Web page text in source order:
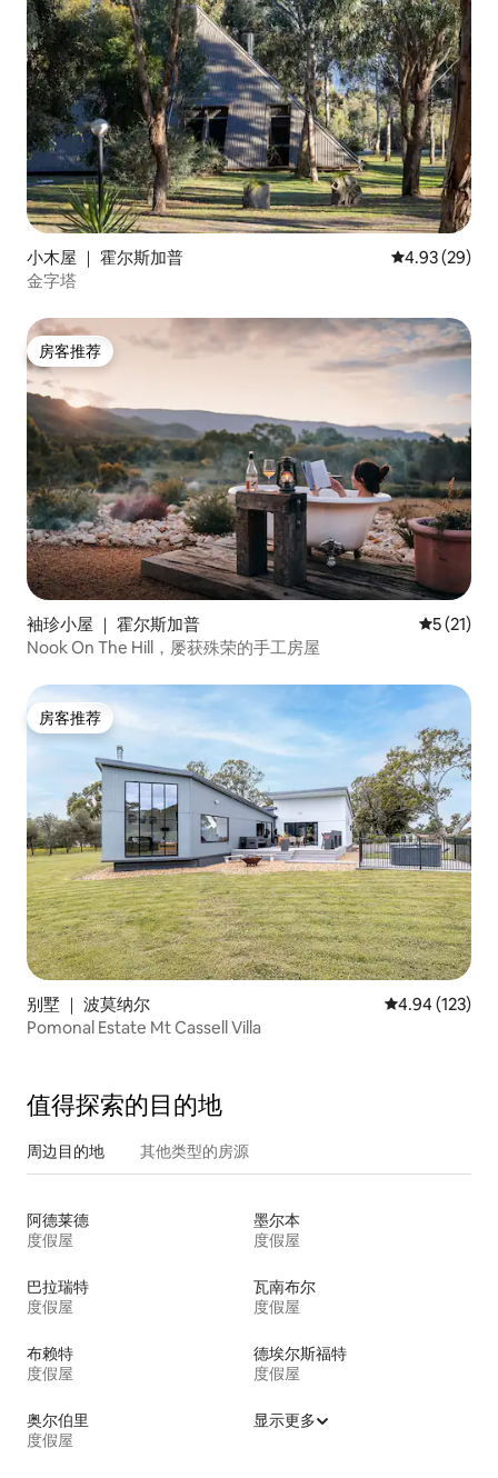
小木屋 ｜ 霍尔斯加普 平均评分
4.93 (29)
金字塔
房客推荐
房客推荐
袖珍小屋 ｜ 霍尔斯加普 平均评分
5 (21)
Nook On The Hill，屡获殊荣的手工房屋
房客推荐
房客推荐
别墅 ｜ 波莫纳尔 平均评分 4.94
4.94 (123)
Pomonal Estate Mt Cassell Villa
值得探索的目的地
周边目的地 其他类型的房源
阿德莱德
度假屋
墨尔本
度假屋
巴拉瑞特
度假屋
瓦南布尔
度假屋
布赖特
度假屋
德埃尔斯福特
度假屋
奥尔伯里
度假屋
显示更多